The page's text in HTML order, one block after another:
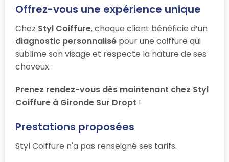
Offrez-vous une expérience unique
Chez Styl Coiffure, chaque client bénéficie d’un
diagnostic personnalisé pour une coiffure qui
sublime son visage et respecte la nature de ses
cheveux.
Prenez rendez-vous dès maintenant chez Styl
Coiffure à Gironde Sur Dropt !
Prestations proposées
Styl Coiffure n'a pas renseigné ses tarifs.